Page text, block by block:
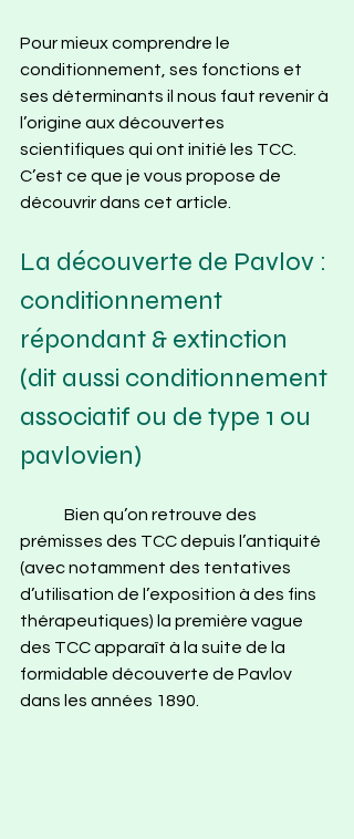
Pour mieux comprendre le
conditionnement, ses fonctions et
ses déterminants il nous faut revenir à
l’origine aux découvertes
scientifiques qui ont initié les TCC.
C’est ce que je vous propose de
découvrir dans cet article.
La découverte de Pavlov :
conditionnement
répondant & extinction
(dit aussi conditionnement
associatif ou de type 1 ou
pavlovien)
prémisses des TCC depuis l’antiquité
(avec notamment des tentatives
d’utilisation de l’exposition à des fins
thérapeutiques) la première vague
des TCC apparaît à la suite de la
formidable découverte de Pavlov
dans les années 1890.